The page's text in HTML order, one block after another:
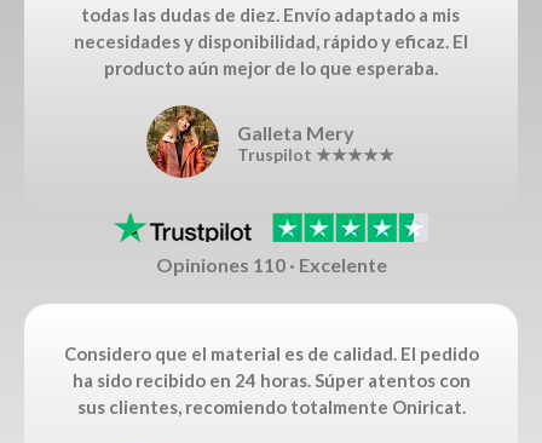
todas las dudas de diez. Envío adaptado a mis
necesidades y disponibilidad, rápido y eficaz. El
producto aún mejor de lo que esperaba.
Galleta Mery
Truspilot ★★★★★
Opiniones 110 · Excelente
Considero que el material es de calidad. El pedido
ha sido recibido en 24 horas. Súper atentos con
sus clientes, recomiendo totalmente Oniricat.